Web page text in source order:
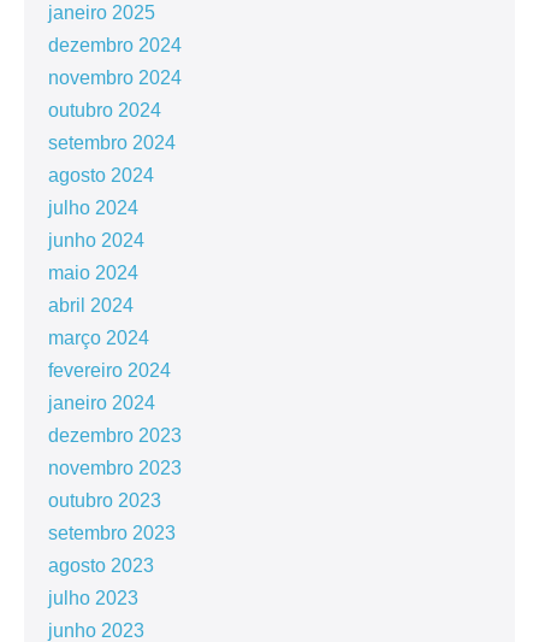
janeiro 2025
dezembro 2024
novembro 2024
outubro 2024
setembro 2024
agosto 2024
julho 2024
junho 2024
maio 2024
abril 2024
março 2024
fevereiro 2024
janeiro 2024
dezembro 2023
novembro 2023
outubro 2023
setembro 2023
agosto 2023
julho 2023
junho 2023